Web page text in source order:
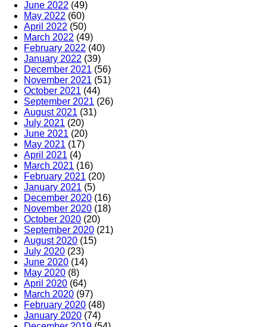
June 2022 (49)
May 2022 (60)
April 2022 (50)
March 2022 (49)
February 2022 (40)
January 2022 (39)
December 2021 (56)
November 2021 (51)
October 2021 (44)
September 2021 (26)
August 2021 (31)
July 2021 (20)
June 2021 (20)
May 2021 (17)
April 2021 (4)
March 2021 (16)
February 2021 (20)
January 2021 (5)
December 2020 (16)
November 2020 (18)
October 2020 (20)
September 2020 (21)
August 2020 (15)
July 2020 (23)
June 2020 (14)
May 2020 (8)
April 2020 (64)
March 2020 (97)
February 2020 (48)
January 2020 (74)